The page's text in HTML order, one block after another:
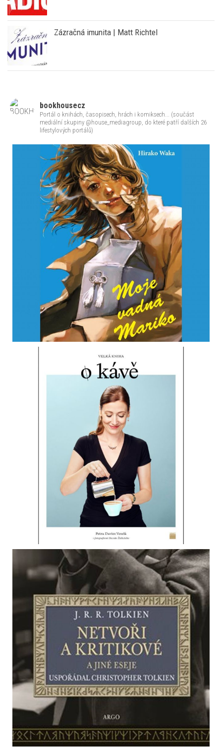
Zázračná imunita | Matt Richtel
bookhousecz
Portál o knihách, časopisech, hrách i komiksech... (součást
mediální skupiny @house_mediagroup, do které patří dalších 26
lifestylových portálů)